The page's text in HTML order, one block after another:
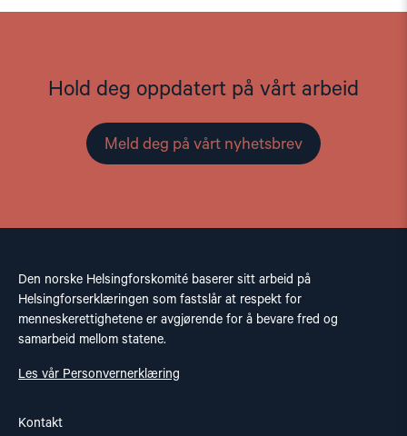
Hold deg oppdatert på vårt arbeid
Meld deg på vårt nyhetsbrev
Den norske Helsingforskomité baserer sitt arbeid på
Helsingforserklæringen som fastslår at respekt for
menneskerettighetene er avgjørende for å bevare fred og
samarbeid mellom statene.
Les vår Personvernerklæring
Kontakt